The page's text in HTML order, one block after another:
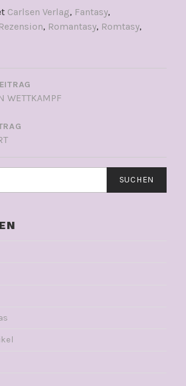
Carlsen Verlag, Fantasy,
Rezension, Romantasy, Romtasy,
WETTKAMPF